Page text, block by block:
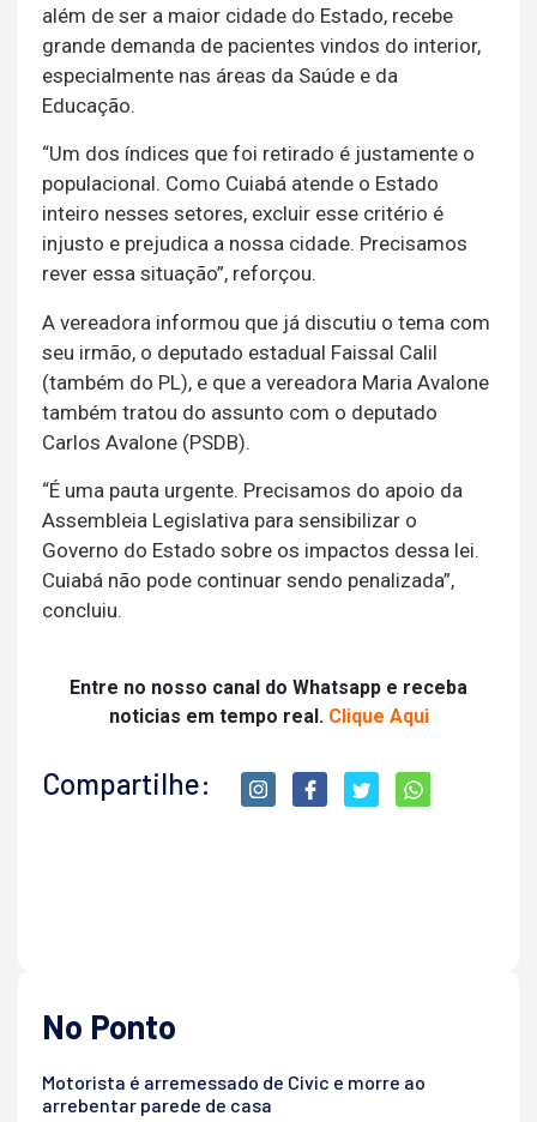
além de ser a maior cidade do Estado, recebe
grande demanda de pacientes vindos do interior,
especialmente nas áreas da Saúde e da
Educação.
“Um dos índices que foi retirado é justamente o
populacional. Como Cuiabá atende o Estado
inteiro nesses setores, excluir esse critério é
injusto e prejudica a nossa cidade. Precisamos
rever essa situação”, reforçou.
A vereadora informou que já discutiu o tema com
seu irmão, o deputado estadual Faissal Calil
(também do PL), e que a vereadora Maria Avalone
também tratou do assunto com o deputado
Carlos Avalone (PSDB).
“É uma pauta urgente. Precisamos do apoio da
Assembleia Legislativa para sensibilizar o
Governo do Estado sobre os impactos dessa lei.
Cuiabá não pode continuar sendo penalizada”,
concluiu.
Entre no nosso canal do Whatsapp e receba
noticias em tempo real. Clique Aqui
Compartilhe:
No Ponto
Motorista é arremessado de Civic e morre ao
arrebentar parede de casa